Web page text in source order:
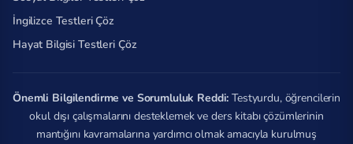
İngilizce Testleri Çöz
Hayat Bilgisi Testleri Çöz
Önemli Bilgilendirme ve Sorumluluk Reddi: Testyurdu, öğrencilerin
okul dışı çalışmalarını desteklemek ve ders kitabı çözümlerinin
mantığını kavramalarına yardımcı olmak amacıyla kurulmuş